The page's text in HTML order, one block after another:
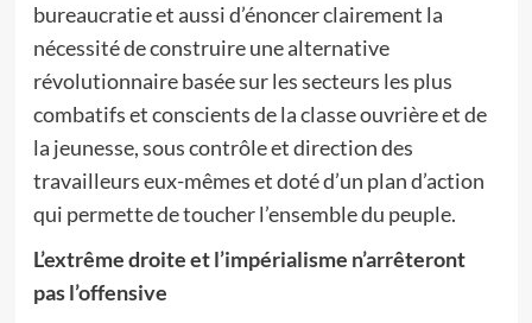
bureaucratie et aussi d’énoncer clairement la
nécessité de construire une alternative
révolutionnaire basée sur les secteurs les plus
combatifs et conscients de la classe ouvrière et de
la jeunesse, sous contrôle et direction des
travailleurs eux-mêmes et doté d’un plan d’action
qui permette de toucher l’ensemble du peuple.
L’extrême droite et l’impérialisme n’arrêteront
pas l’offensive